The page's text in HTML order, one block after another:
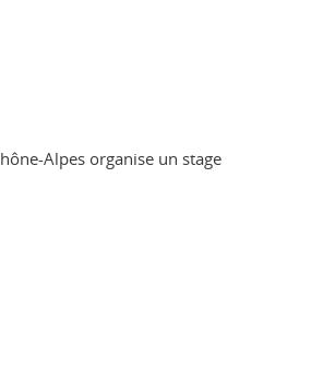
Alpes organise un stage